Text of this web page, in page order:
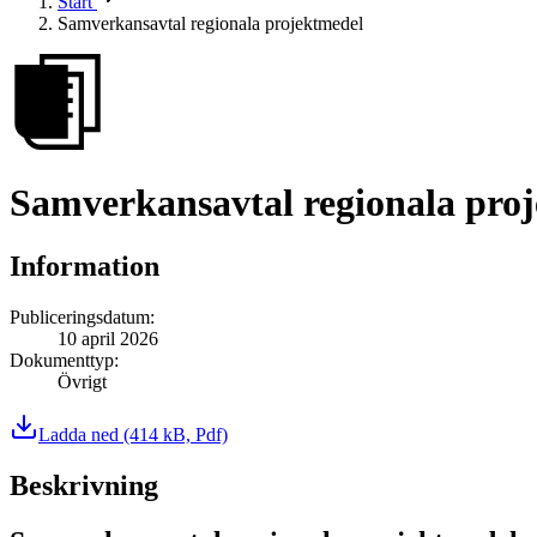
Samverkansavtal regionala projektmedel
Samverkansavtal regionala
Information
Publiceringsdatum:
10 april 2026
Dokumenttyp:
Övrigt
Ladda ned (414 kB, Pdf)
Beskrivning